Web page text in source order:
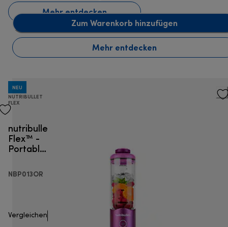
Mehr entdecken
Zum Warenkorb hinzufügen
Mehr entdecken
NEU
NUTRIBULLET
FLEX
nutribullet
Flex™ -
Portable
NBP013OR
Vergleichen